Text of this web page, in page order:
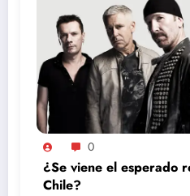
0
¿Se viene el esperado
Chile?